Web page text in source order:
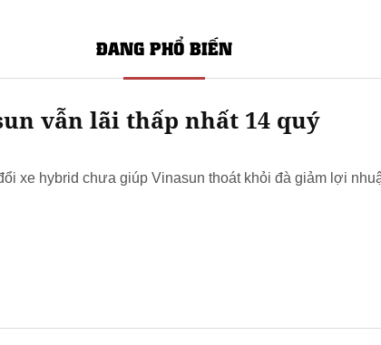
ĐANG PHỔ BIẾN
vẫn lãi thấp nhất 14 quý
xe hybrid chưa giúp Vinasun thoát khỏi đà giảm lợi